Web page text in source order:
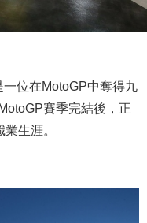
位在MotoGP中奪得九
賽季完結後，正
生涯。